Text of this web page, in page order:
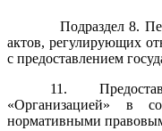
Подраздел 8.
актов, регулирующих
с предоставлением
11.
«Организацией» в
нормативными